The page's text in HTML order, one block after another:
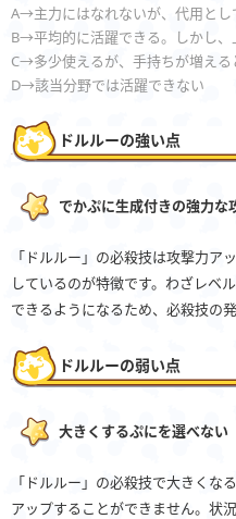
A→主力にはなれないが、代用とし
B→平均的に活躍できる。しかし、
C→多少使えるが、手持ちが増える
D→該当分野では活躍できない
ドルルーの強い点
でかぷに生成付きの強力な
「ドルルー」の必殺技は攻撃力ア
しているのが特徴です。わざレベ
できるようになるため、必殺技の
ドルルーの弱い点
大きくするぷにを選べない
「ドルルー」の必殺技で大きくな
アップすることができません。状